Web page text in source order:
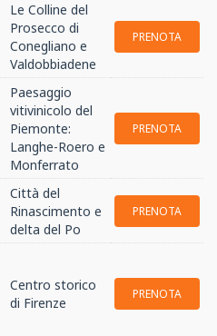
Le Colline del
Prosecco di
Conegliano e
Valdobbiadene
PRENOTA
Paesaggio
vitivinicolo del
Piemonte:
Langhe-Roero e
Monferrato
PRENOTA
Città del
Rinascimento e
delta del Po
PRENOTA
Centro storico
di Firenze
PRENOTA